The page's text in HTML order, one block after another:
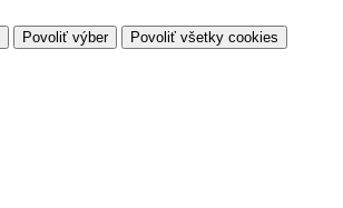
Povoliť výber Povoliť všetky cookies